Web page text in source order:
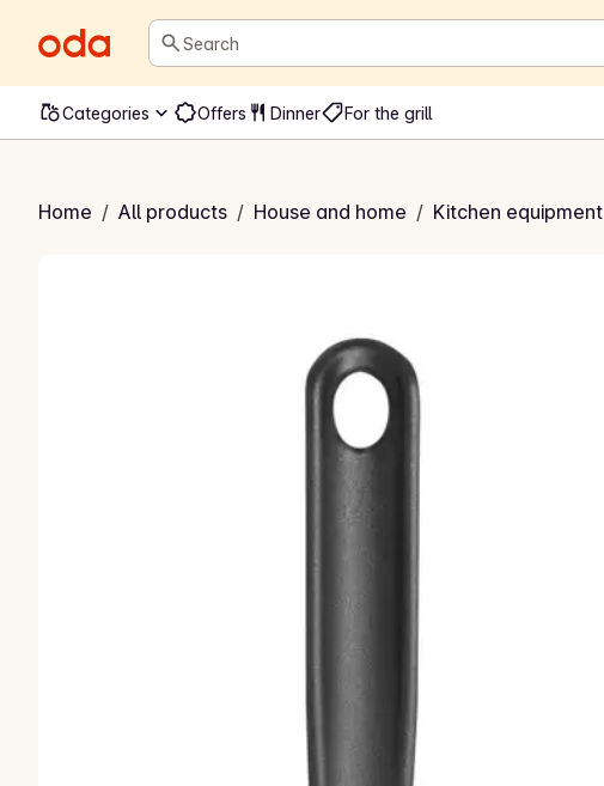
Search
Categories Offers Dinner For the grill
Home / All products / House and home / Kitchen equipment